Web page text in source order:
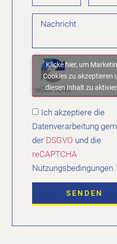
Klicke hier, um
Cookies zu akzeptieren
diesen Inhalt zu
Ich akzeptiere die
Datenverarbeitung
der DSGVO und die
reCAPTCHA
Nutzungsbedingungen.
SENDEN